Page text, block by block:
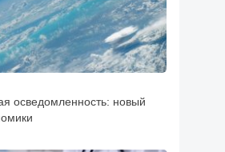
осведомленность: новый